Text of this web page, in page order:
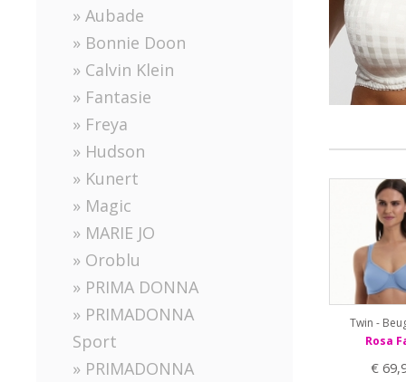
» Aubade
» Bonnie Doon
» Calvin Klein
» Fantasie
» Freya
» Hudson
» Kunert
» Magic
» MARIE JO
» Oroblu
» PRIMA DONNA
» PRIMADONNA
Sport
» PRIMADONNA
Twin -
Rosa
€